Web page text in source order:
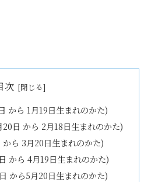
次
から 1月19日生まれのかた)
日 から 2月18日生まれのかた)
ら 3月20日生まれのかた)
から 4月19日生まれのかた)
から5月20日生まれのかた)